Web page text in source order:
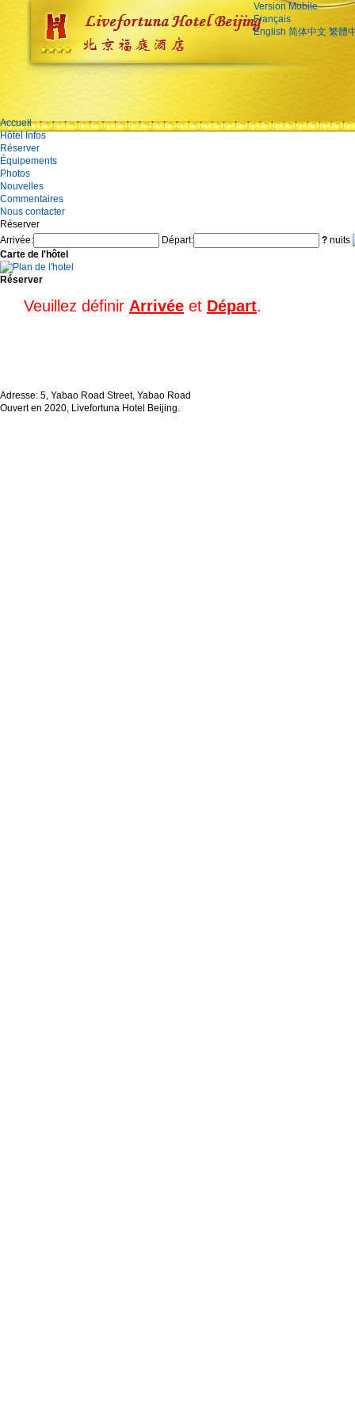
Version Mobile
Français
English 简体中文 繁體
Accueil
Hôtel Infos
Réserver
Équipements
Photos
Nouvelles
Commentaires
Nous contacter
Réserver
Arrivée:
Départ: ? nuits
Carte de l'hôtel
Réserver
Veuillez définir Arrivée et Départ.
Adresse: 5, Yabao Road Street, Yabao Road
Ouvert en 2020, Livefortuna Hotel Beijing.